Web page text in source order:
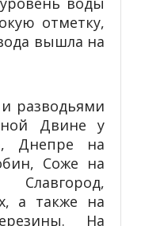
отметку,
вышла на
разводьями
Двине у
Днепре на
Соже на
а также на
На